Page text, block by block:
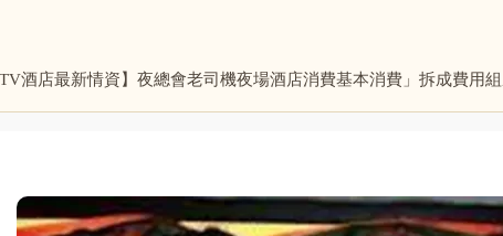
酒店最新情資】夜總會老司機夜場酒店消費基本消費」拆成費用